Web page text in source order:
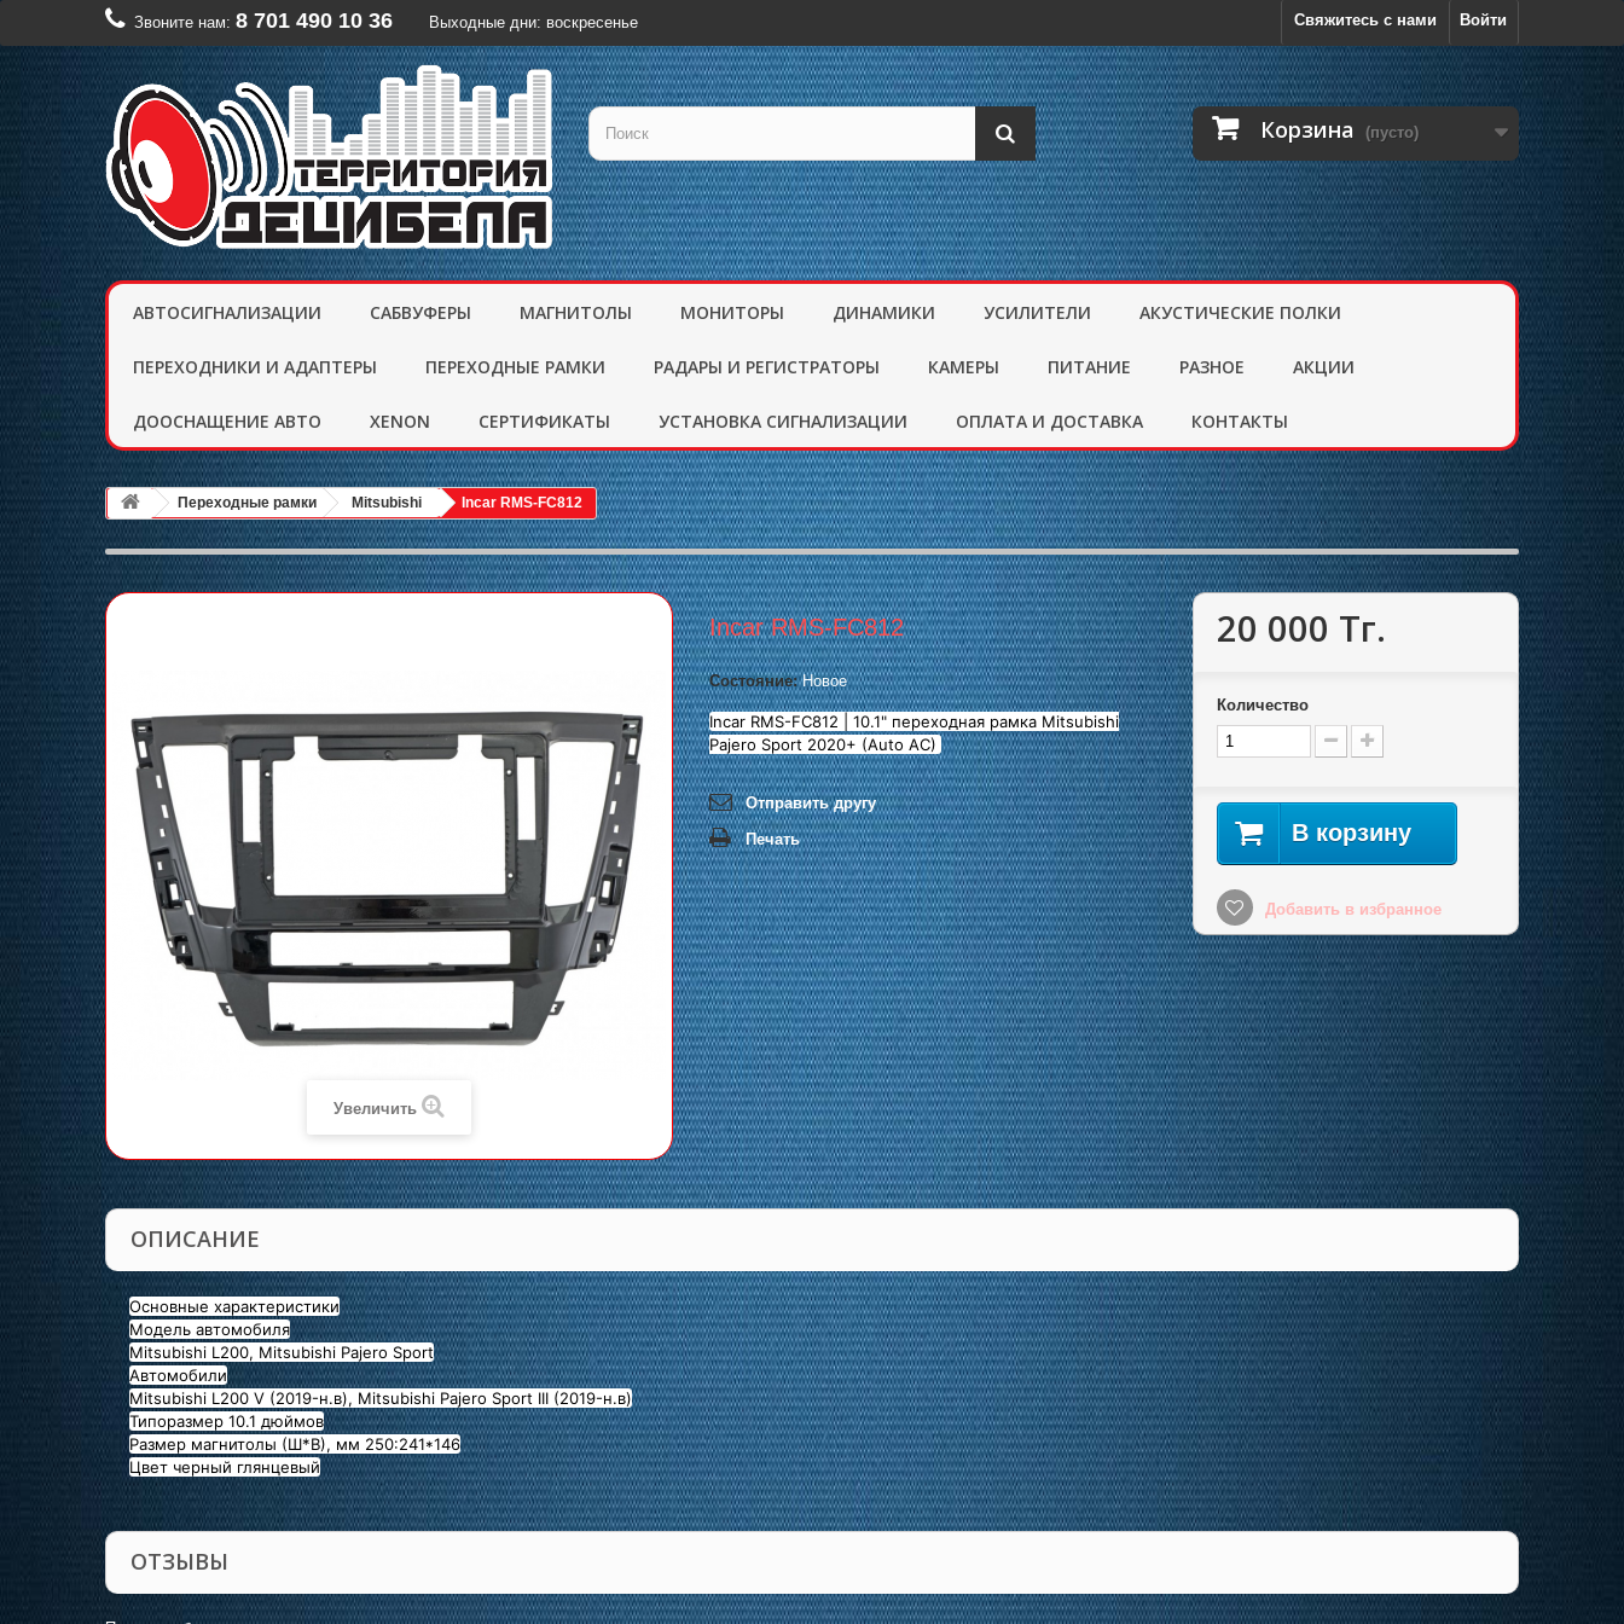
Войти
Свяжитесь с нами
Звоните нам: 8 701 490 10 36 Выходные дни: воскресенье
Корзина (пусто)
АВТОСИГНАЛИЗАЦИИ САБВУФЕРЫ МАГНИТОЛЫ МОНИТОРЫ ДИНАМИКИ УСИЛИТЕЛИ АКУСТИЧЕСКИЕ ПОЛКИ
ПЕРЕХОДНИКИ И АДАПТЕРЫ ПЕРЕХОДНЫЕ РАМКИ РАДАРЫ И РЕГИСТРАТОРЫ КАМЕРЫ ПИТАНИЕ РАЗНОЕ АКЦИИ
ДООСНАЩЕНИЕ АВТО XENON CЕРТИФИКАТЫ УСТАНОВКА СИГНАЛИЗАЦИИ ОПЛАТА И ДОСТАВКА КОНТАКТЫ
Переходные рамки Mitsubishi Incar RMS-FC812
Увеличить
Incar RMS-FC812
Состояние: Новое
Incar RMS-FC812 | 10.1" переходная рамка Mitsubishi
Pajero Sport 2020+ (Auto AC)
Отправить другу
Печать
20 000 Тг.
Количество
В корзину
Добавить в избранное
ОПИСАНИЕ
Основные характеристики
Модель автомобиля
Mitsubishi L200, Mitsubishi Pajero Sport
Автомобили
Mitsubishi L200 V (2019-н.в), Mitsubishi Pajero Sport III (2019-н.в)
Типоразмер 10.1 дюймов
Размер магнитолы (Ш*В), мм 250:241*146
Цвет черный глянцевый
ОТЗЫВЫ